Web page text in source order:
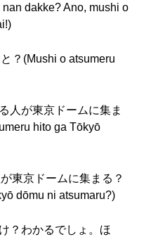
dakke? Ano, mushi o
？(Mushi o atsumeru
人が東京ドームに集ま
hito ga Tōkyō
東京ドームに集まる？
dōmu ni atsumaru?)
？わかるでしょ。ほ